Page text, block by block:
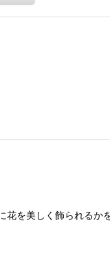
を美しく飾られる